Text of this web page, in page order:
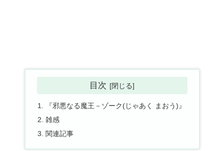
目次
『邪悪なる魔王－ゾーク(じゃあく まおう)』
雑感
関連記事